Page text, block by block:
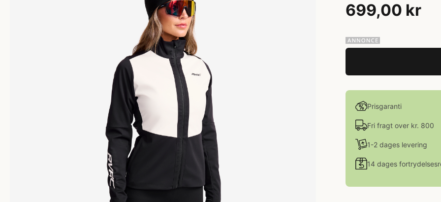
699,00 kr
Prisgaranti
Fri fragt over kr. 800
1-2 dages levering
14 dages